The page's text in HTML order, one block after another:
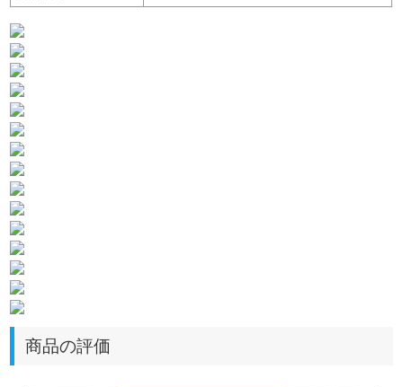
商品の評価